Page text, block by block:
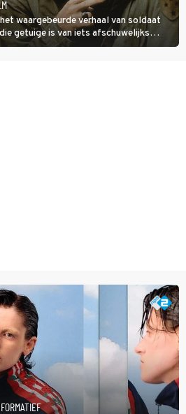
waargebeurde verhaal van soldaat
getuige is van iets afschuwelijks
besluit uit de school te klappen.